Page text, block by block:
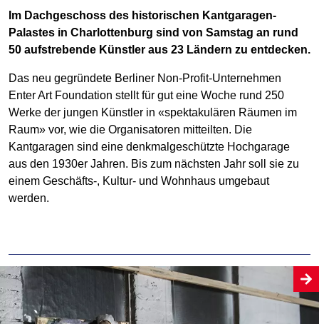
Im Dachgeschoss des historischen Kantgaragen-
Palastes in Charlottenburg sind von Samstag an rund
50 aufstrebende Künstler aus 23 Ländern zu entdecken.
Das neu gegründete Berliner Non-Profit-Unternehmen
Enter Art Foundation stellt für gut eine Woche rund 250
Werke der jungen Künstler in «spektakulären Räumen im
Raum» vor, wie die Organisatoren mitteilten. Die
Kantgaragen sind eine denkmalgeschützte Hochgarage
aus den 1930er Jahren. Bis zum nächsten Jahr soll sie zu
einem Geschäfts-, Kultur- und Wohnhaus umgebaut
werden.